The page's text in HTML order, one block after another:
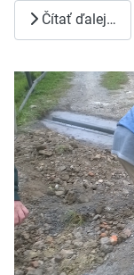
Čítať ďalej…